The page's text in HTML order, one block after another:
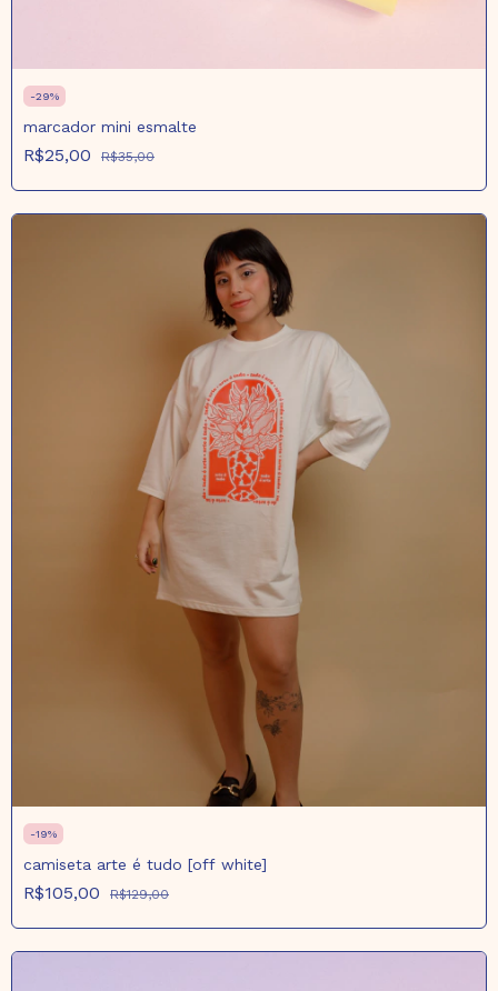
-29%
marcador mini esmalte
R$25,00 R$35,00
-19%
camiseta arte é tudo [off white]
R$105,00 R$129,00